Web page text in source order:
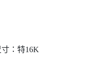
：特16K